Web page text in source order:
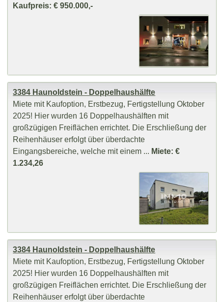
Kaufpreis: € 950.000,-
3384 Haunoldstein - Doppelhaushälfte
Miete mit Kaufoption, Erstbezug, Fertigstellung Oktober
2025! Hier wurden 16 Doppelhaushälften mit
großzügigen Freiflächen errichtet. Die Erschließung der
Reihenhäuser erfolgt über überdachte
Eingangsbereiche, welche mit einem ... Miete: €
1.234,26
3384 Haunoldstein - Doppelhaushälfte
Miete mit Kaufoption, Erstbezug, Fertigstellung Oktober
2025! Hier wurden 16 Doppelhaushälften mit
großzügigen Freiflächen errichtet. Die Erschließung der
Reihenhäuser erfolgt über überdachte